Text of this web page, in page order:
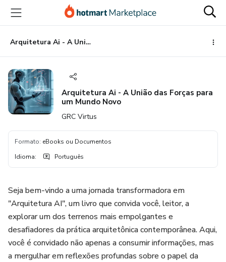
para
conteúdo
principal
para
pagamento
para
rodapé
Arquitetura Ai - A União das Forças para um Mundo Novo
Arquitetura Ai - A União das Forças para
um Mundo Novo
GRC Virtus
Formato: eBooks ou Documentos
Idioma: Português
Seja bem-vindo a uma jornada transformadora em
"Arquitetura AI", um livro que convida você, leitor, a
explorar um dos terrenos mais empolgantes e
desafiadores da prática arquitetônica contemporânea. Aqui,
você é convidado não apenas a consumir informações, mas
a mergulhar em reflexões profundas sobre o papel da